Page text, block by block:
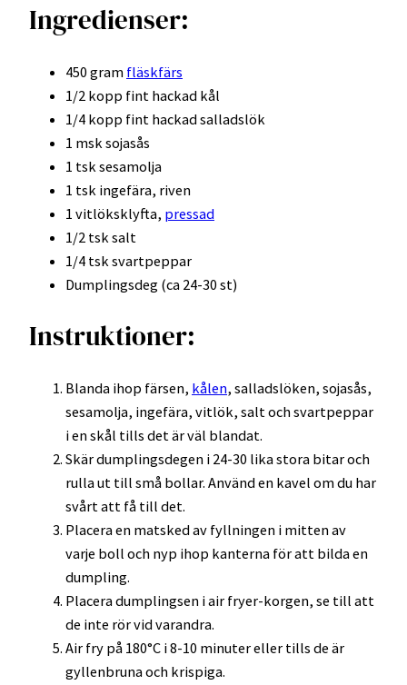
Ingredienser:
450 gram fläskfärs
1/2 kopp fint hackad kål
1/4 kopp fint hackad salladslök
1 msk sojasås
1 tsk sesamolja
1 tsk ingefära, riven
1 vitlöksklyfta, pressad
1/2 tsk salt
1/4 tsk svartpeppar
Dumplingsdeg (ca 24-30 st)
Instruktioner:
Blanda ihop färsen, kålen, salladslöken, sojasås,
sesamolja, ingefära, vitlök, salt och svartpeppar
i en skål tills det är väl blandat.
Skär dumplingsdegen i 24-30 lika stora bitar och
rulla ut till små bollar. Använd en kavel om du har
svårt att få till det.
Placera en matsked av fyllningen i mitten av
varje boll och nyp ihop kanterna för att bilda en
dumpling.
Placera dumplingsen i air fryer-korgen, se till att
de inte rör vid varandra.
Air fry på 180°C i 8-10 minuter eller tills de är
gyllenbruna och krispiga.